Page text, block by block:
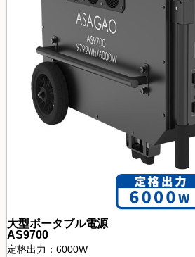
大型ポータブル電源
AS9700
定格出力：6000W